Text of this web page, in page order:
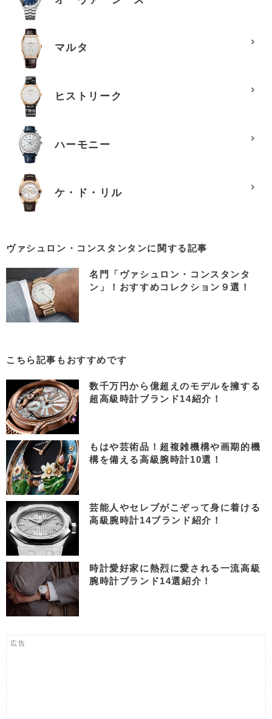
マルタ
ヒストリーク
ハーモニー
ケ・ド・リル
ヴァシュロン・コンスタンタンに関する記事
名門「ヴァシュロン・コンスタンタ
ン」！おすすめコレクション９選！
こちら記事もおすすめです
数千万円から億超えのモデルを擁する
超高級時計ブランド14紹介！
もはや芸術品！超複雑機構や画期的機
構を備える高級腕時計10選！
芸能人やセレブがこぞって身に着ける
高級腕時計14ブランド紹介！
時計愛好家に熱烈に愛される一流高級
腕時計ブランド14選紹介！
広告